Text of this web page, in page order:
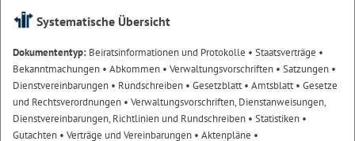
Systematische Übersicht
Dokumententyp: Beiratsinformationen und Protokolle • Staatsverträge •
Bekanntmachungen • Abkommen • Verwaltungsvorschriften • Satzungen •
Dienstvereinbarungen • Rundschreiben • Gesetzblatt• Amtsblatt• Gesetze
und Rechtsverordnungen • Verwaltungsvorschriften, Dienstanweisungen,
Dienstvereinbarungen, Richtlinien und Rundschreiben • Statistiken •
Gutachten • Verträge und Vereinbarungen • Aktenpläne •